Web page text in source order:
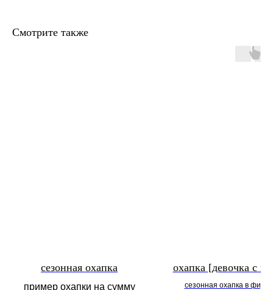
Смотрите также
сезонная охапка
пример охапки на сумму
охапка [девочка с
сезонная охапка в